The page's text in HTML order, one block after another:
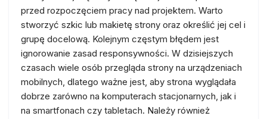
przed rozpoczęciem pracy nad projektem. Warto
stworzyć szkic lub makietę strony oraz określić jej cel i
grupę docelową. Kolejnym częstym błędem jest
ignorowanie zasad responsywności. W dzisiejszych
czasach wiele osób przegląda strony na urządzeniach
mobilnych, dlatego ważne jest, aby strona wyglądała
dobrze zarówno na komputerach stacjonarnych, jak i
na smartfonach czy tabletach. Należy również